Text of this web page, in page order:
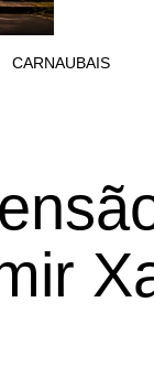
CARNAUBAIS